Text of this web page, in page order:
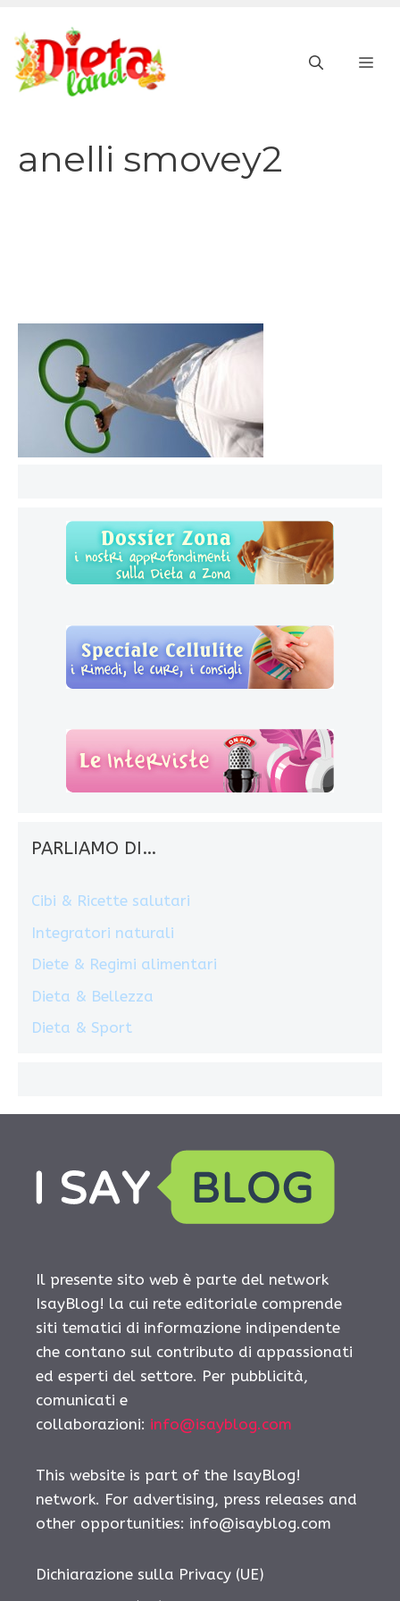
contenuto
anelli smovey2
PARLIAMO DI…
Cibi & Ricette salutari
Integratori naturali
Diete & Regimi alimentari
Dieta & Bellezza
Dieta & Sport
Il presente sito web è parte del network
IsayBlog! la cui rete editoriale comprende
siti tematici di informazione indipendente
che contano sul contributo di appassionati
ed esperti del settore. Per pubblicità,
comunicati e
collaborazioni: info@isayblog.com
This website is part of the IsayBlog!
network. For advertising, press releases and
other opportunities: info@isayblog.com
Dichiarazione sulla Privacy (UE)